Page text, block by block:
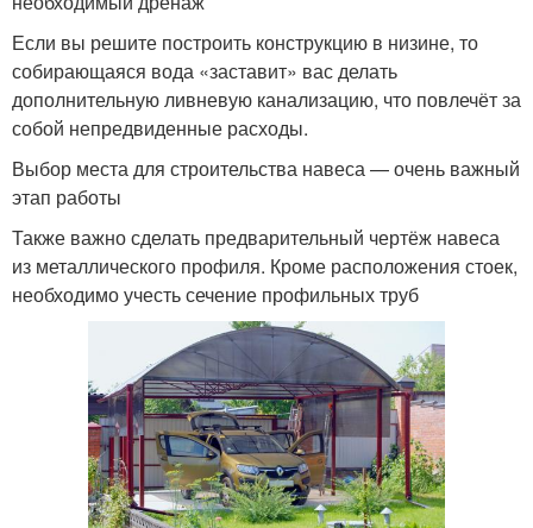
Если вы решите построить конструкцию в низине, то
собирающаяся вода «заставит» вас делать
дополнительную ливневую канализацию, что повлечёт за
собой непредвиденные расходы.
Выбор места для строительства навеса — очень важный
этап работы
Также важно сделать предварительный чертёж навеса
из металлического профиля. Кроме расположения стоек,
необходимо учесть сечение профильных труб